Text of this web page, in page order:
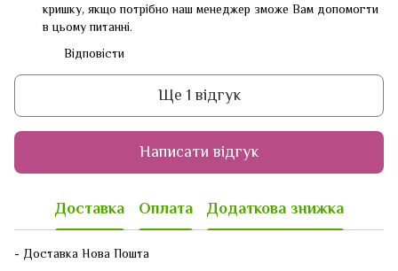
кришку, якщо потрібно наш менеджер зможе Вам допомогти
в цьому питанні.
Відповісти
Ще 1 відгук
Написати відгук
Доставка Оплата Додаткова знижка
- Доставка Нова Пошта